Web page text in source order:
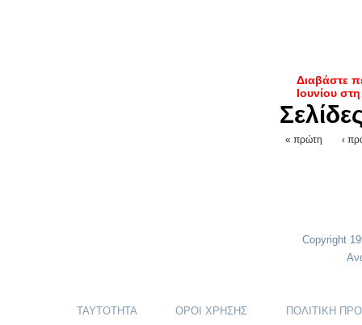
Διαβάστε
Ιουνίου
« πρώτη ‹
Copyright
ΤΑΥΤΟΤΗΤΑ ΟΡΟΙ ΧΡΗΣΗΣ ΠΟΛΙΤΙΚΗ